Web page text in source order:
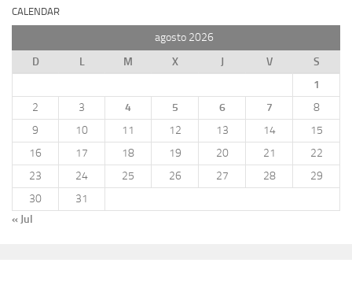
CALENDAR
agosto 2026
D
L M X J V
S
1
2
3 4 5 6 7
8
9
10 11 12 13 14
15
16
17 18 19 20 21
22
23
24 25 26 27 28
29
30
31
« Jul